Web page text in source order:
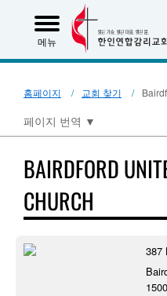
메뉴
홈페이지 교회 찾기
페이지 번역 ▼
BAIRDFORD
CHURCH
387